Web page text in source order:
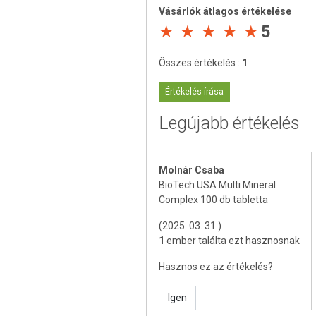
A készítmény szedése előtt
Felbontás után a dobozt jól
feldolgozó üzemben
mérgezés okozója lehet 6
Tárolás:
száraz, hűvös helyen, közvetlen
őrzi meg
A termék származási helye:USA
A termék nem helyettesíti a
termék nem gyógyít betegségeket! A
Betegség esetén használatát
mennyiséget ne lépje túl! Ne szedje
allergiás! Kisgyermektől elzárva
Vásárlók átlagos értékelése
5
Összes értékelés : 1
Értékelés írása
Legújabb értékelés
Molnár Csaba
BioTech USA Multi Mineral
Complex 100 db tabletta
(2025. 03. 31.)
1 ember találta ezt hasznosnak
Hasznos ez az értékelés?
Igen